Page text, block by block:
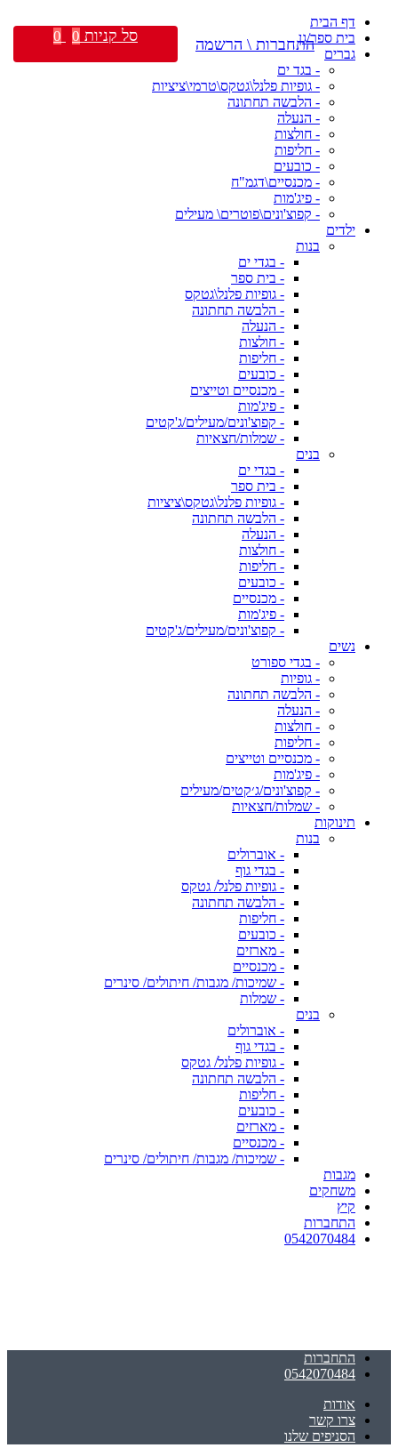
דף הבית
בית ספר/גן
גברים
- בגד ים
- גופיות פלנל\גטקס\טרמי\ציציות
- הלבשה תחתונה
- הנעלה
- חולצות
- חליפות
- כובעים
- מכנסיים\דגמ"ח
- פיג'מות
- קפוצ'ונים\פוטרים\ מעילים
ילדים
בנות
- בגדי ים
- בית ספר
- גופיות פלנל\גטקס
- הלבשה תחתונה
- הנעלה
- חולצות
- חליפות
- כובעים
- מכנסיים וטייצים
- פיג'מות
- קפוצ'ונים/מעילים/ג'קטים
- שמלות/חצאיות
בנים
- בגדי ים
- בית ספר
- גופיות פלנל\גטקס\ציציות
- הלבשה תחתונה
- הנעלה
- חולצות
- חליפות
- כובעים
- מכנסיים
- פיג'מות
- קפוצ'ונים/מעילים/ג'קטים
נשים
- בגדי ספורט
- גופיות
- הלבשה תחתונה
- הנעלה
- חולצות
- חליפות
- מכנסיים וטייצים
- פיג'מות
- קפוצ'ונים/ג׳קטים/מעילים
- שמלות/חצאיות
תינוקות
בנות
- אוברולים
- בגדי גוף
- גופיות פלנל/ גטקס
- הלבשה תחתונה
- חליפות
- כובעים
- מארזים
- מכנסיים
- שמיכות/ מגבות/ חיתולים/ סינרים
- שמלות
בנים
- אוברולים
- בגדי גוף
- גופיות פלנל/ גטקס
- הלבשה תחתונה
- חליפות
- כובעים
- מארזים
- מכנסיים
- שמיכות/ מגבות/ חיתולים/ סינרים
מגבות
משחקים
קיץ
התחברות
0542070484
התחברות
0542070484
אודות
צרו קשר
הסניפים שלנו
התחברות \ הרשמה סל קניות 0
0